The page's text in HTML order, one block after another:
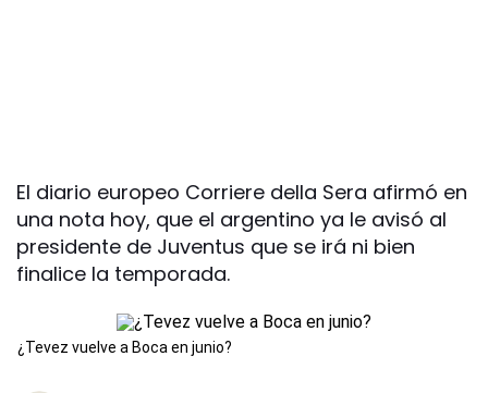
El diario europeo Corriere della Sera afirmó en
una nota hoy, que el argentino ya le avisó al
presidente de Juventus que se irá ni bien
finalice la temporada.
¿Tevez vuelve a Boca en junio?